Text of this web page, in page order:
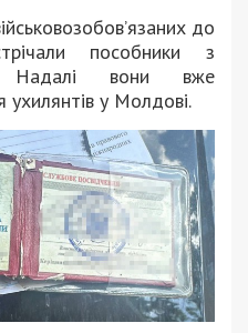
до
пособники з
Надалі вони вже
ухилянтів у Молдові.